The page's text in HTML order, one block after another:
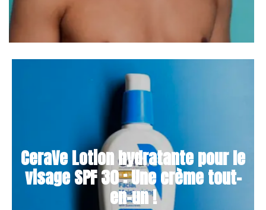
CeraVe Lotion hydratante pour le
visage SPF 30 : Une crème tout-
en-un !